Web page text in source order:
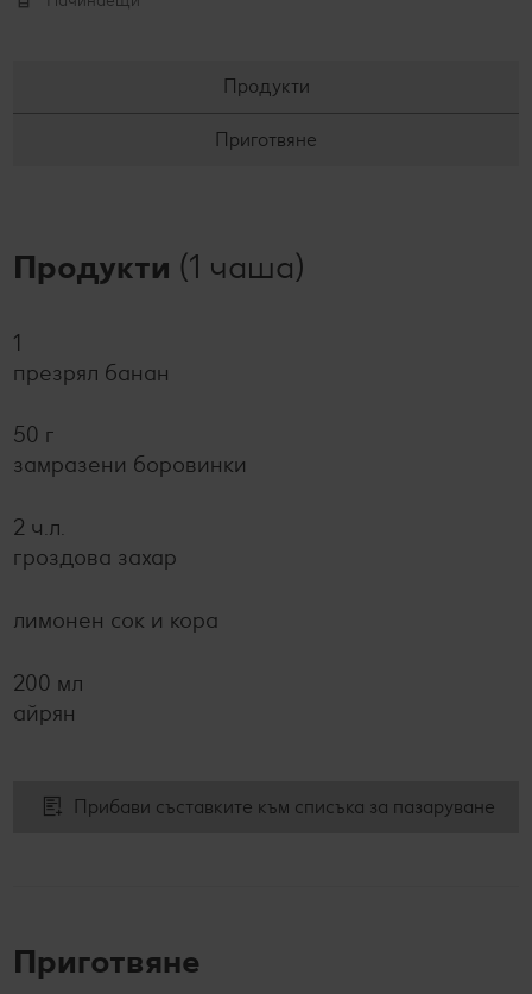
Продукти
Приготвяне
Продукти (1 чаша)
1
презрял банан
50 г
замразени боровинки
2 ч.л.
гроздова захар
лимонен сок и кора
200 мл
айрян
Прибави съставките към списъка за пазаруване
Приготвяне